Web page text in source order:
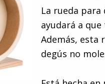
La rueda para
ayudará a
Además, esta
degús no